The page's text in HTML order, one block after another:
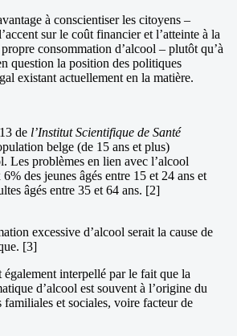
à conscientiser les citoyens –
sur le coût financier et l’atteinte à la
consommation d’alcool – plutôt qu’à
question la position des politiques
existant actuellement en la matière.
de l’Institut Scientifique de Santé
belge (de 15 ans et plus)
Les problèmes en lien avec l’alcool
des jeunes âgés entre 15 et 24 ans et
âgés entre 35 et 64 ans. [2]
excessive d’alcool serait la cause de
[3]
également interpellé par le fait que la
d’alcool est souvent à l’origine du
familiales et sociales, voire facteur de